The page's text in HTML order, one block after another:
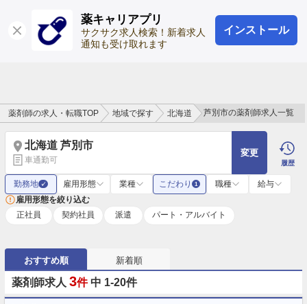
薬キャリアプリ
サクサク求人検索！新着求人
通知も受け取れます
インストール
ログイン 会員登録
薬剤師の求人・転職TOP 地域で探す 北海道 芦別市の薬剤師求人一覧
北海道 芦別市
車通勤可
変更
履歴
勤務地 ✓ 雇用形態 業種 こだわり 1 職種
給与
雇用形態を絞り込む
正社員
契約社員 派遣 パート・アルバイト
おすすめ順 新着順
薬剤師求人 3件 中 1-20件